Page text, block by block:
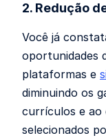
2. Redução
Você já
oportunidades
plataformas e
diminuindo os
currículos e ao
selecionados